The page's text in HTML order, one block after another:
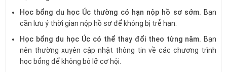
Học bổng du học Úc thường có hạn nộp hồ sơ sớm. Bạn
cần lưu ý thời gian nộp hồ sơ để không bị trễ hạn.
Học bổng du học Úc có thể thay đổi theo từng năm. Bạn
nên thường xuyên cập nhật thông tin về các chương trình
học bổng để không bỏ lỡ cơ hội.